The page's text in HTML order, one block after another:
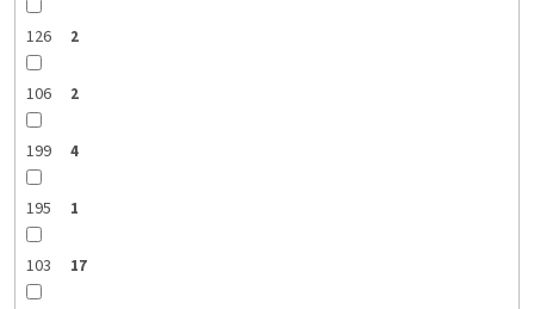
126 2
106 2
199 4
195 1
103 17